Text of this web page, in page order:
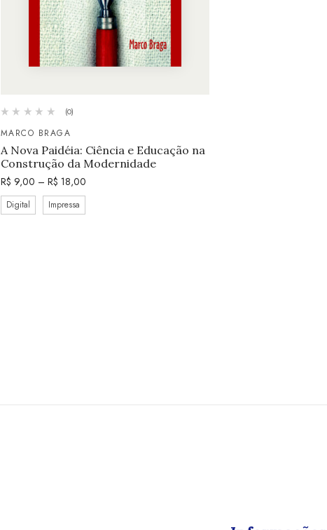
(0)
MARCO BRAGA
A Nova Paidéia: Ciência e Educação na
Construção da Modernidade
R$ 9,00 – R$ 18,00
Digital Impressa